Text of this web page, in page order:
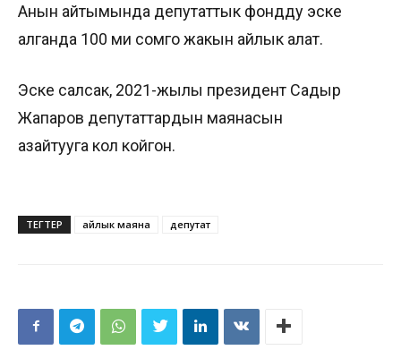
Анын айтымында депутаттык фондду эске
алганда 100 миң сомго жакын айлык алат.
Эске салсак, 2021-жылы президент Садыр
Жапаров депутаттардын маянасын
азайтууга кол койгон.
ТЕГТЕР айлык маяна депутат